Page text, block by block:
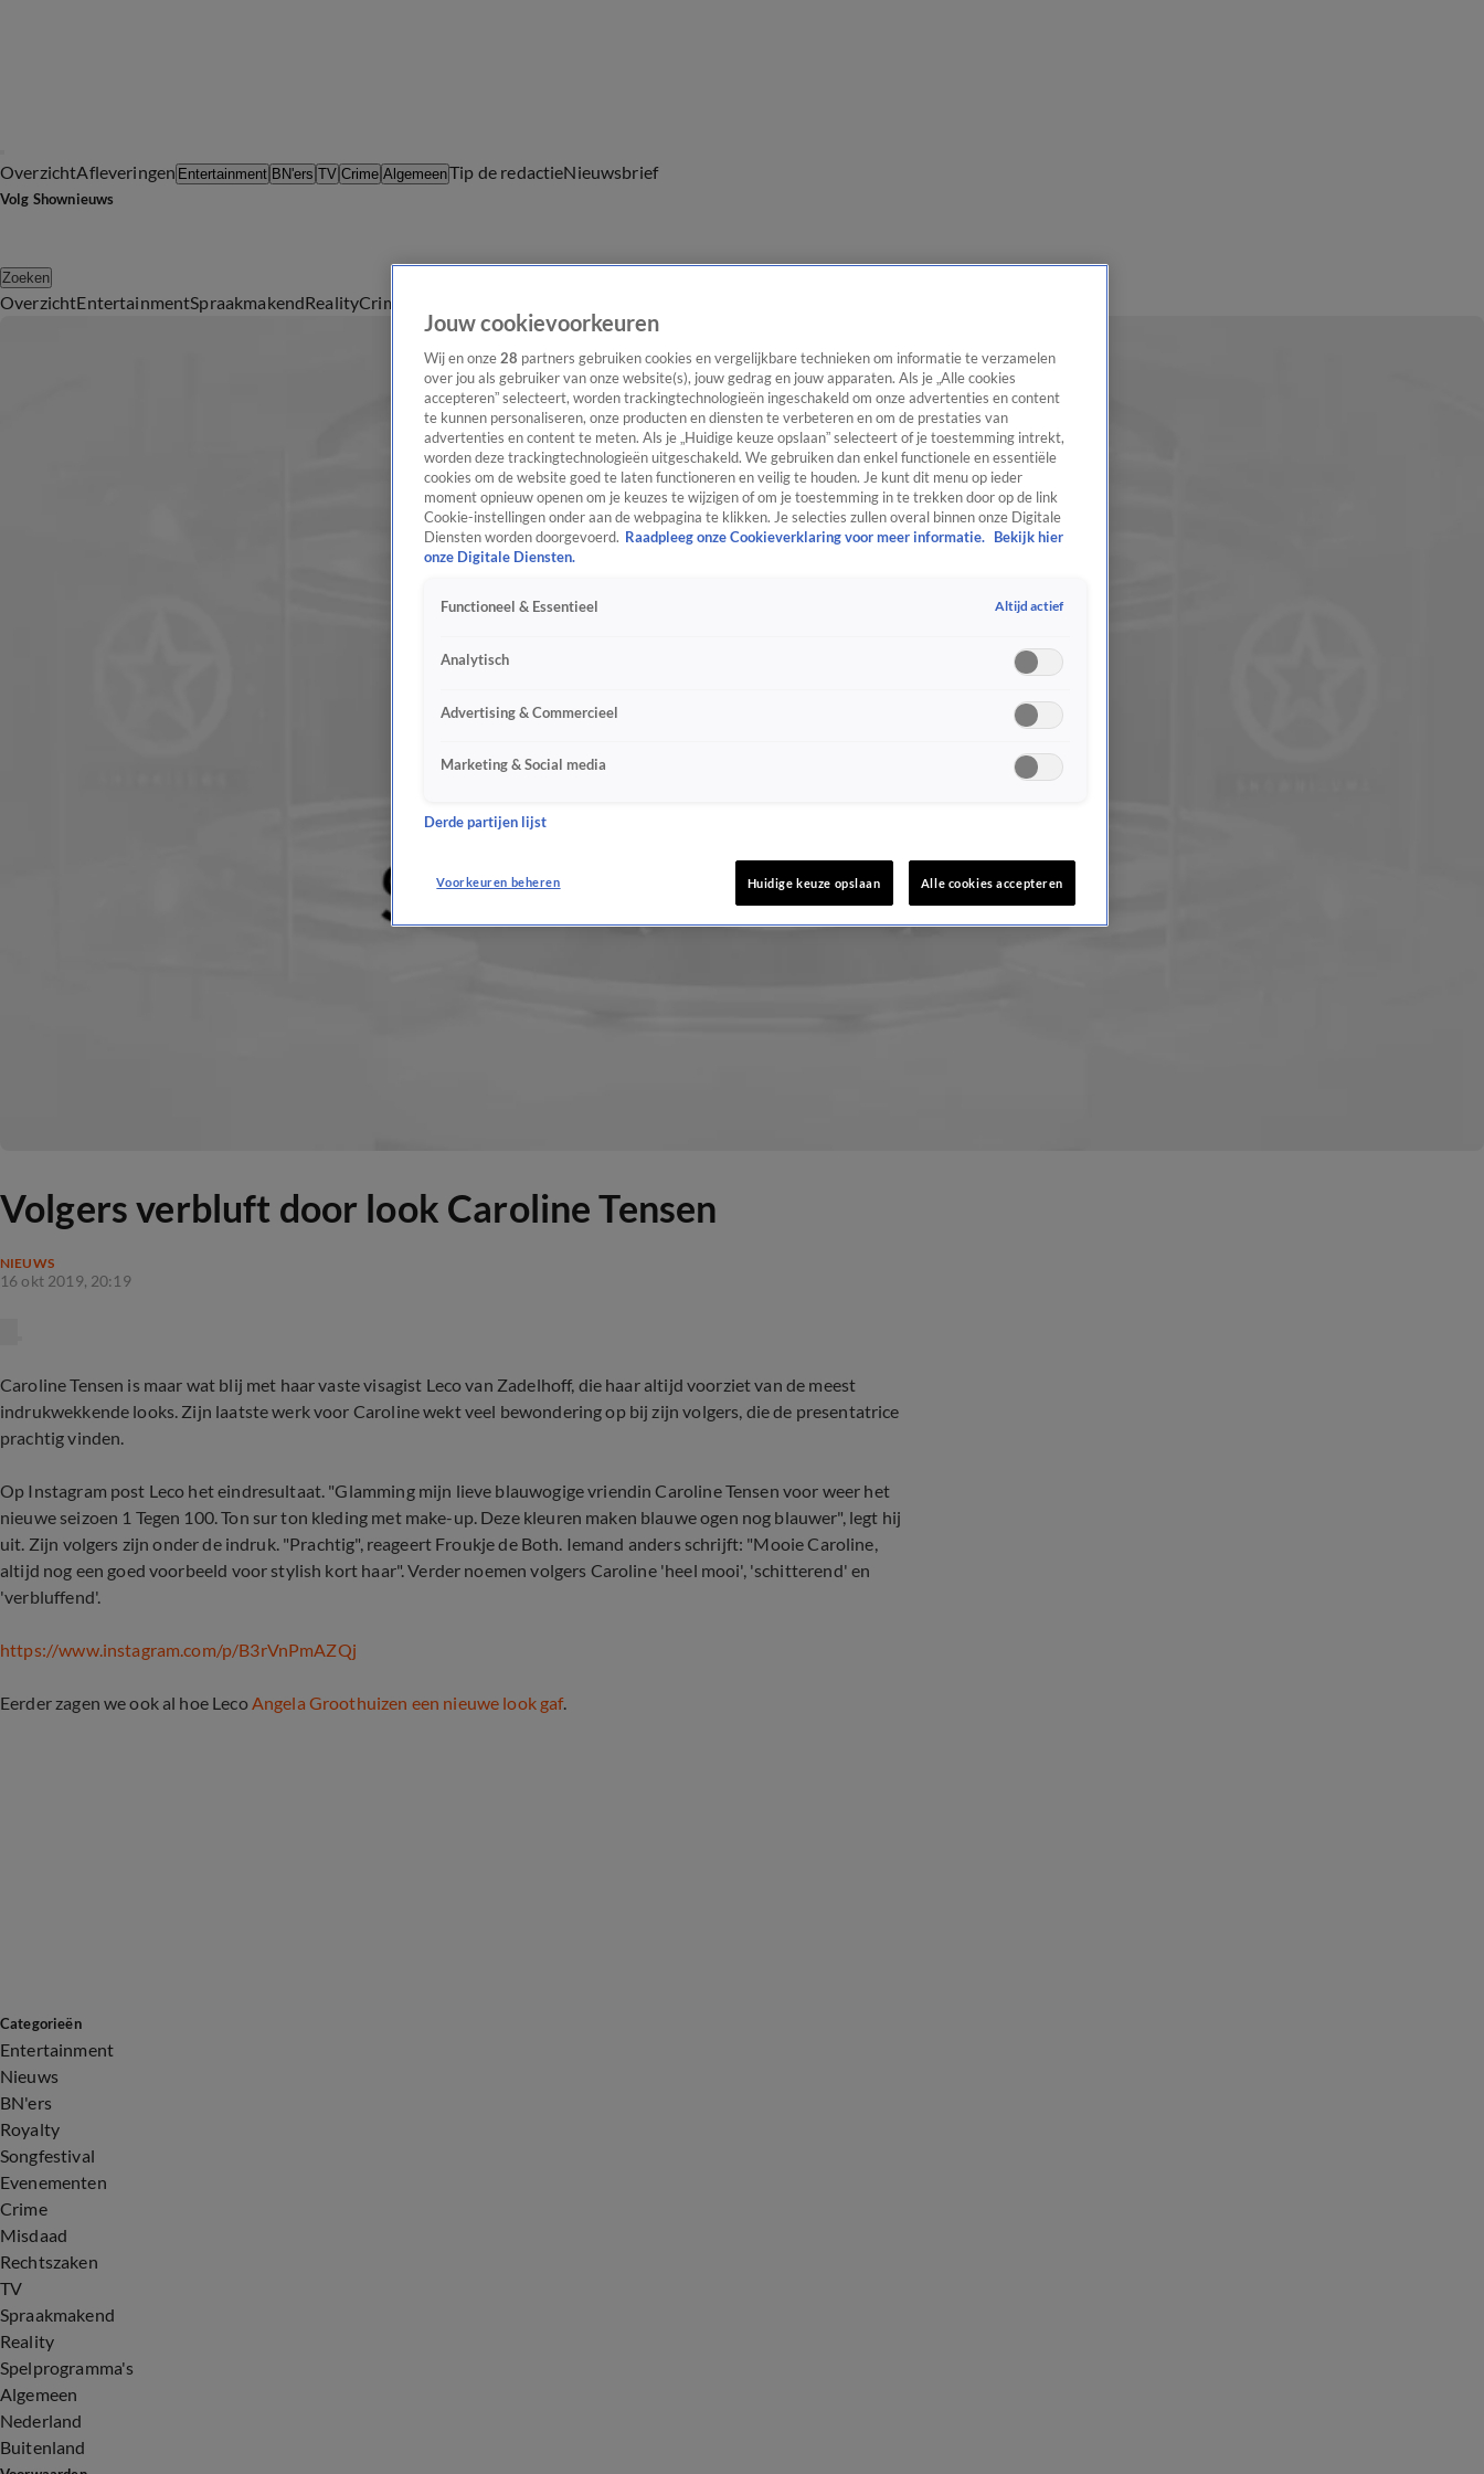
OverzichtAfleveringen Entertainment BN'ers TV Crime AlgemeenTip de redactieNieuwsbrief
Volg Shownieuws
Zoeken
OverzichtEntertainmentSpraakmakendRealityCrime
Volgers verbluft door look Caroline Tensen
NIEUWS
16 okt 2019, 20:19
Caroline Tensen is maar wat blij met haar vaste visagist Leco van Zadelhoff, die haar altijd voorziet van de meest
indrukwekkende looks. Zijn laatste werk voor Caroline wekt veel bewondering op bij zijn volgers, die de presentatrice
prachtig vinden.
Op Instagram post Leco het eindresultaat. "Glamming mijn lieve blauwogige vriendin Caroline Tensen voor weer het
nieuwe seizoen 1 Tegen 100. Ton sur ton kleding met make-up. Deze kleuren maken blauwe ogen nog blauwer", legt hij
uit. Zijn volgers zijn onder de indruk. "Prachtig", reageert Froukje de Both. Iemand anders schrijft: "Mooie Caroline,
altijd nog een goed voorbeeld voor stylish kort haar". Verder noemen volgers Caroline 'heel mooi', 'schitterend' en
'verbluffend'.
https://www.instagram.com/p/B3rVnPmAZQj
Eerder zagen we ook al hoe LecoAngela Groothuizen een nieuwe look gaf.
Categorieën
Entertainment
Nieuws
BN'ers
Royalty
Songfestival
Evenementen
Crime
Misdaad
Rechtszaken
TV
Spraakmakend
Reality
Spelprogramma's
Algemeen
Nederland
Buitenland
Jouw cookievoorkeuren
Wij en onze 28 partners gebruiken cookies en vergelijkbare technieken om informatie te verzamelen
over jou als gebruiker van onze website(s), jouw gedrag en jouw apparaten. Als je „Alle cookies
accepteren” selecteert, worden trackingtechnologieën ingeschakeld om onze advertenties en content
te kunnen personaliseren, onze producten en diensten te verbeteren en om de prestaties van
advertenties en content te meten. Als je „Huidige keuze opslaan” selecteert of je toestemming intrekt,
worden deze trackingtechnologieën uitgeschakeld. We gebruiken dan enkel functionele en essentiële
cookies om de website goed te laten functioneren en veilig te houden. Je kunt dit menu op ieder
moment opnieuw openen om je keuzes te wijzigen of om je toestemming in te trekken door op de link
Cookie-instellingen onder aan de webpagina te klikken. Je selecties zullen overal binnen onze Digitale
Diensten worden doorgevoerd. Raadpleeg onze Cookieverklaring voor meer informatie.
Bekijk hier
onze Digitale Diensten.
Functioneel & Essentieel Altijd actief
Analytisch
Advertising & Commercieel
Marketing & Social media
Derde partijen lijst
Voorkeuren beheren Huidige keuze opslaan Alle cookies accepteren